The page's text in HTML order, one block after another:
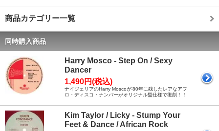
商品カテゴリー一覧
同時購入商品
Harry Mosco - Step On / Sexy
Dancer
1,490円(税込)
ナイジェリアのHarry Moscoが'80年に残したレアなアフ
ロ・ディスコ・ナンバーがオリジナル盤仕様で復刻！！
Kim Taylor / Licky - Stump Your
Feet & Dance / African Rock